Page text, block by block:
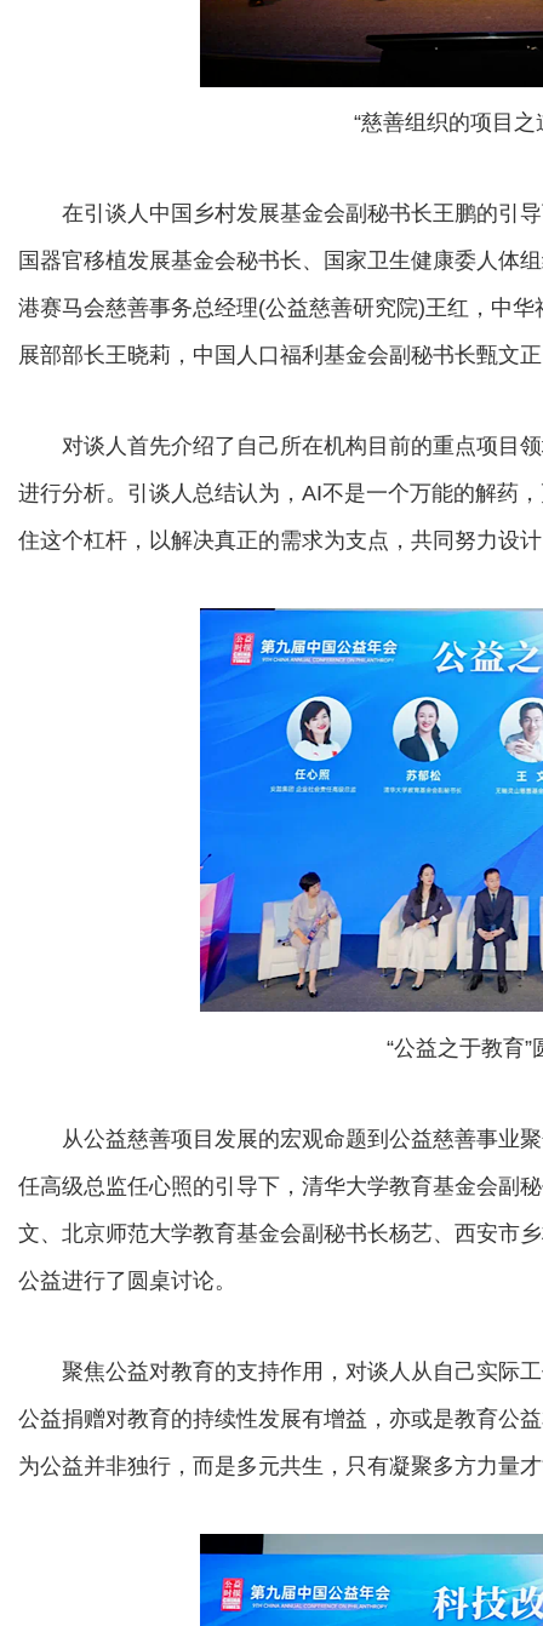
“慈善组织的项目之
在引谈人中国乡村发展基金会副秘书长王鹏的引导
国器官移植发展基金会秘书长、国家卫生健康委人体
港赛马会慈善事务总经理(公益慈善研究院)王红，中
展部部长王晓莉，中国人口福利基金会副秘书长甄文
对谈人首先介绍了自己所在机构目前的重点项目领
进行分析。引谈人总结认为，AI不是一个万能的解药
住这个杠杆，以解决真正的需求为支点，共同努力设
“公益之于教育”
从公益慈善项目发展的宏观命题到公益慈善事业聚
任高级总监任心照的引导下，清华大学教育基金会副
文、北京师范大学教育基金会副秘书长杨艺、西安市
公益进行了圆桌讨论。
聚焦公益对教育的支持作用，对谈人从自己实际工
公益捐赠对教育的持续性发展有增益，亦或是教育公
为公益并非独行，而是多元共生，只有凝聚多方力量